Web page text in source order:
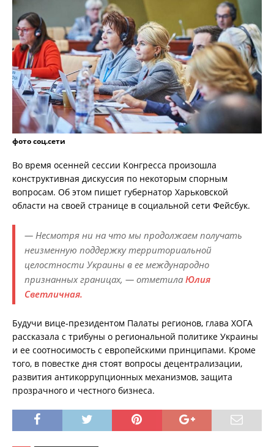
фото соц.сети
Во время осенней сессии Конгресса произошла
конструктивная дискуссия по некоторым спорным
вопросам. Об этом пишет губернатор Харьковской
области на своей странице в социальной сети Фейсбук.
— Несмотря ни на что мы продолжаем получать
неизменную поддержку территориальной
целостности Украины в ее международно
признанных границах, — отметила Юлия
Светличная.
Будучи вице-президентом Палаты регионов, глава ХОГА
рассказала с трибуны о региональной политике Украины
и ее соотносимость с европейскими принципами. Кроме
того, в повестке дня стоят вопросы децентрализации,
развития антикоррупционных механизмов, защита
прозрачного и честного бизнеса.